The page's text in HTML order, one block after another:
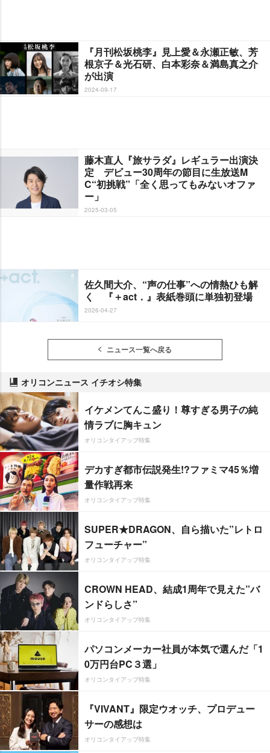
『月刊松坂桃李』見上愛＆永瀬正敏、芳
根京子＆光石研、白本彩奈＆満島真之介
が出演
2024-09-17
藤木直人『旅サラダ』レギュラー出演決
定 デビュー30周年の節目に生放送M
C“初挑戦”「全く思ってもみないオファ
ー」
2025-03-05
佐久間大介、“声の仕事”への情熱ひも解
く 『＋act．』表紙巻頭に単独初登場
2026-04-27
ニュース一覧へ戻る
オリコンニュース イチオシ特集
イケメンてんこ盛り！尊すぎる男子の純
情ラブに胸キュン
オリコンタイアップ特集
デカすぎ都市伝説発生!?ファミマ45％増
量作戦再来
オリコンタイアップ特集
SUPER★DRAGON、自ら描いた”レトロ
フューチャー”
オリコンタイアップ特集
CROWN HEAD、結成1周年で見えた”バ
ンドらしさ”
オリコンタイアップ特集
パソコンメーカー社員が本気で選んだ「1
0万円台PC３選」
オリコンタイアップ特集
『VIVANT』限定ウオッチ、プロデュー
サーの感想は
オリコンタイアップ特集